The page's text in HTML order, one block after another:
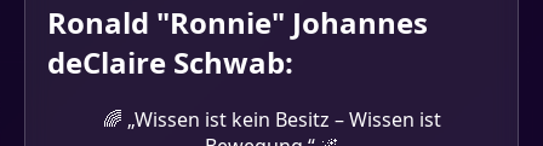
Ronald "Ronnie" Johannes
deClaire Schwab:
🌈 „Wissen ist kein Besitz – Wissen ist